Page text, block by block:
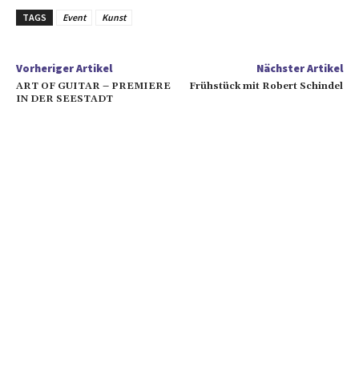
TAGS Event Kunst
Vorheriger Artikel
ART OF GUITAR – PREMIERE
IN DER SEESTADT
Nächster Artikel
Frühstück mit Robert Schindel